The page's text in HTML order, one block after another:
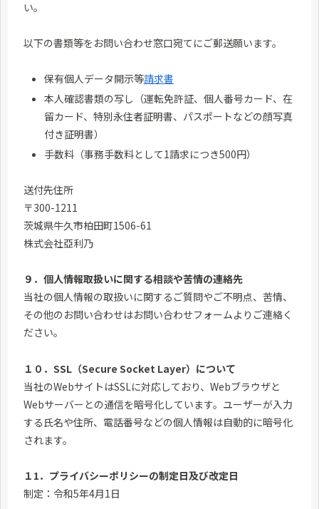
い。
以下の書類等をお問い合わせ窓口宛てにご郵送願います。
保有個人データ開示等請求書
本人確認書類の写し（運転免許証、個人番号カード、在
留カード、特別永住者証明書、パスポートなどの顔写真
付き証明書）
手数料（事務手数料として1請求につき500円）
送付先住所
〒300-1211
茨城県牛久市柏田町1506-61
株式会社亞利乃
９．個人情報取扱いに関する相談や苦情の連絡先
当社の個人情報の取扱いに関するご質問やご不明点、苦情、
その他のお問い合わせはお問い合わせフォームよりご連絡く
ださい。
１０．SSL（Secure Socket Layer）について
当社のWebサイトはSSLに対応しており、Webブラウザと
Webサーバーとの通信を暗号化しています。ユーザーが入力
する氏名や住所、電話番号などの個人情報は自動的に暗号化
されます。
１1．プライバシーポリシーの制定日及び改定日
制定：令和5年4月1日